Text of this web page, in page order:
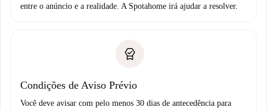
entre o anúncio e a realidade. A Spotahome irá ajudar a resolver.
Condições de Aviso Prévio
Você deve avisar com pelo menos 30 dias de antecedência para